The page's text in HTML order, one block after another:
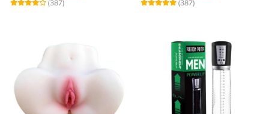
(387)
(387)